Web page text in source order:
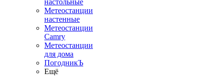
настольные
Метеостанции
настенные
Метеостанции
Camry
Метеостанции
для дома
ПогодникЪ
Ещё